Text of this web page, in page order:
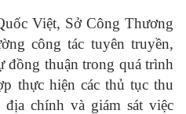
Việt, Sở Công Thương
công tác tuyên truyền,
đồng thuận trong quá trình
thực hiện các thủ tục thu
chính và giám sát việc